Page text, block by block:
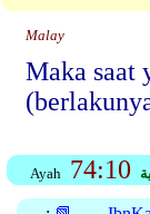
Malay
Maka saat
Ayah 74:10